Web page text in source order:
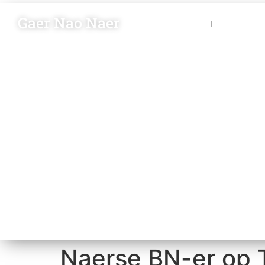
Gaer Nao Naer
Naerse BN-er op